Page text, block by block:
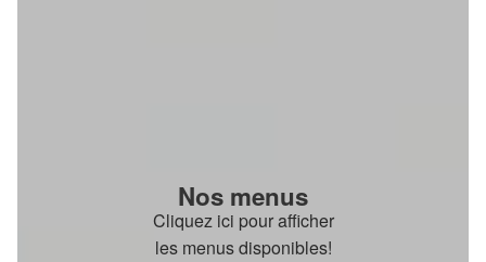
Nos menus
Cliquez ici pour afficher
les menus disponibles!